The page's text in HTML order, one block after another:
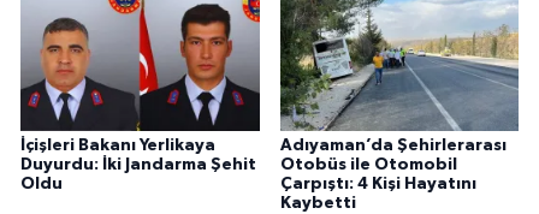
İçişleri Bakanı Yerlikaya
Duyurdu: İki Jandarma Şehit
Oldu
Adıyaman’da Şehirlerarası
Otobüs ile Otomobil
Çarpıştı: 4 Kişi Hayatını
Kaybetti